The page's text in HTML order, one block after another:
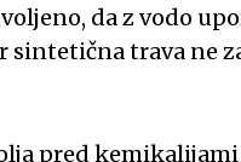
da z vodo
sintetična trava ne
pred kemikalijami